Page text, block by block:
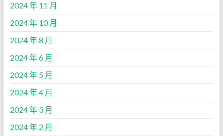
2024 年 11 月
2024 年 10 月
2024 年 8 月
2024 年 6 月
2024 年 5 月
2024 年 4 月
2024 年 3 月
2024 年 2 月